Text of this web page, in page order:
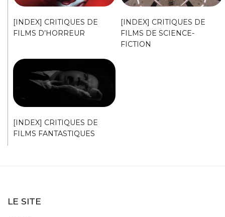
[INDEX] CRITIQUES DE
FILMS D’HORREUR
[INDEX] CRITIQUES DE
FILMS DE SCIENCE-
FICTION
[INDEX] CRITIQUES DE
FILMS FANTASTIQUES
LE SITE